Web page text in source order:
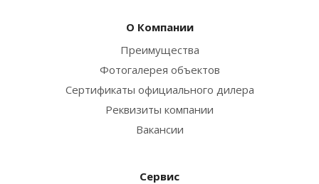
О Компании
Преимущества
Фотогалерея объектов
Сертификаты официального дилера
Реквизиты компании
Вакансии
Сервис